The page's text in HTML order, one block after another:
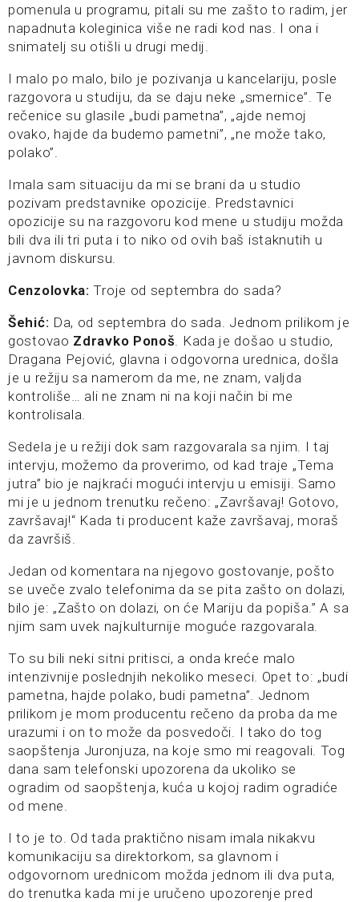
pomenula u programu, pitali su me zašto to radim, jer
napadnuta koleginica više ne radi kod nas. I ona i
snimatelj su otišli u drugi medij.
I malo po malo, bilo je pozivanja u kancelariju, posle
razgovora u studiju, da se daju neke „smernice”. Te
rečenice su glasile „budi pametna”, „ajde nemoj
ovako, hajde da budemo pametni”, „ne može tako,
polako”.
Imala sam situaciju da mi se brani da u studio
pozivam predstavnike opozicije. Predstavnici
opozicije su na razgovoru kod mene u studiju možda
bili dva ili tri puta i to niko od ovih baš istaknutih u
javnom diskursu.
Cenzolovka: Troje od septembra do sada?
Šehić: Da, od septembra do sada. Jednom prilikom je
gostovao Zdravko Ponoš . Kada je došao u studio,
Dragana Pejović, glavna i odgovorna urednica, došla
je u režiju sa namerom da me, ne znam, valjda
kontroliše… ali ne znam ni na koji način bi me
kontrolisala.
Sedela je u režiji dok sam razgovarala sa njim. I taj
intervju, možemo da proverimo, od kad traje „Tema
jutra” bio je najkraći mogući intervju u emisiji. Samo
mi je u jednom trenutku rečeno: „Završavaj! Gotovo,
završavaj!“ Kada ti producent kaže završavaj, moraš
da završiš.
Jedan od komentara na njegovo gostovanje, pošto
se uveče zvalo telefonima da se pita zašto on dolazi,
bilo je: „Zašto on dolazi, on će Mariju da popiša.” A sa
njim sam uvek najkulturnije moguće razgovarala.
To su bili neki sitni pritisci, a onda kreće malo
intenzivnije poslednjih nekoliko meseci. Opet to: „budi
pametna, hajde polako, budi pametna”. Jednom
prilikom je mom producentu rečeno da proba da me
urazumi i on to može da posvedoči. I tako do tog
saopštenja Juronjuza, na koje smo mi reagovali. Tog
dana sam telefonski upozorena da ukoliko se
ogradim od saopštenja, kuća u kojoj radim ogradiće
od mene.
I to je to. Od tada praktično nisam imala nikakvu
komunikaciju sa direktorkom, sa glavnom i
odgovornom urednicom možda jednom ili dva puta,
do trenutka kada mi je uručeno upozorenje pred